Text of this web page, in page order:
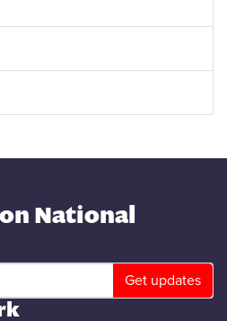
National